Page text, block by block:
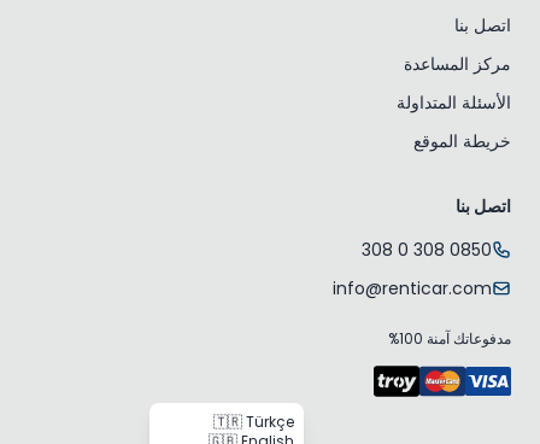
اتصل بنا
مركز المساعدة
الأسئلة المتداولة
خريطة الموقع
اتصل بنا
0850 308 0 308
info@renticar.com
مدفوعاتك آمنة 100%
🇹🇷 Türkçe